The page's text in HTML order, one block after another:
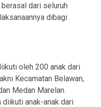
dari seluruh
dibagi
oleh 200 anak dari
Kecamatan Belawan,
Medan Marelan.
diikuti anak-anak dari